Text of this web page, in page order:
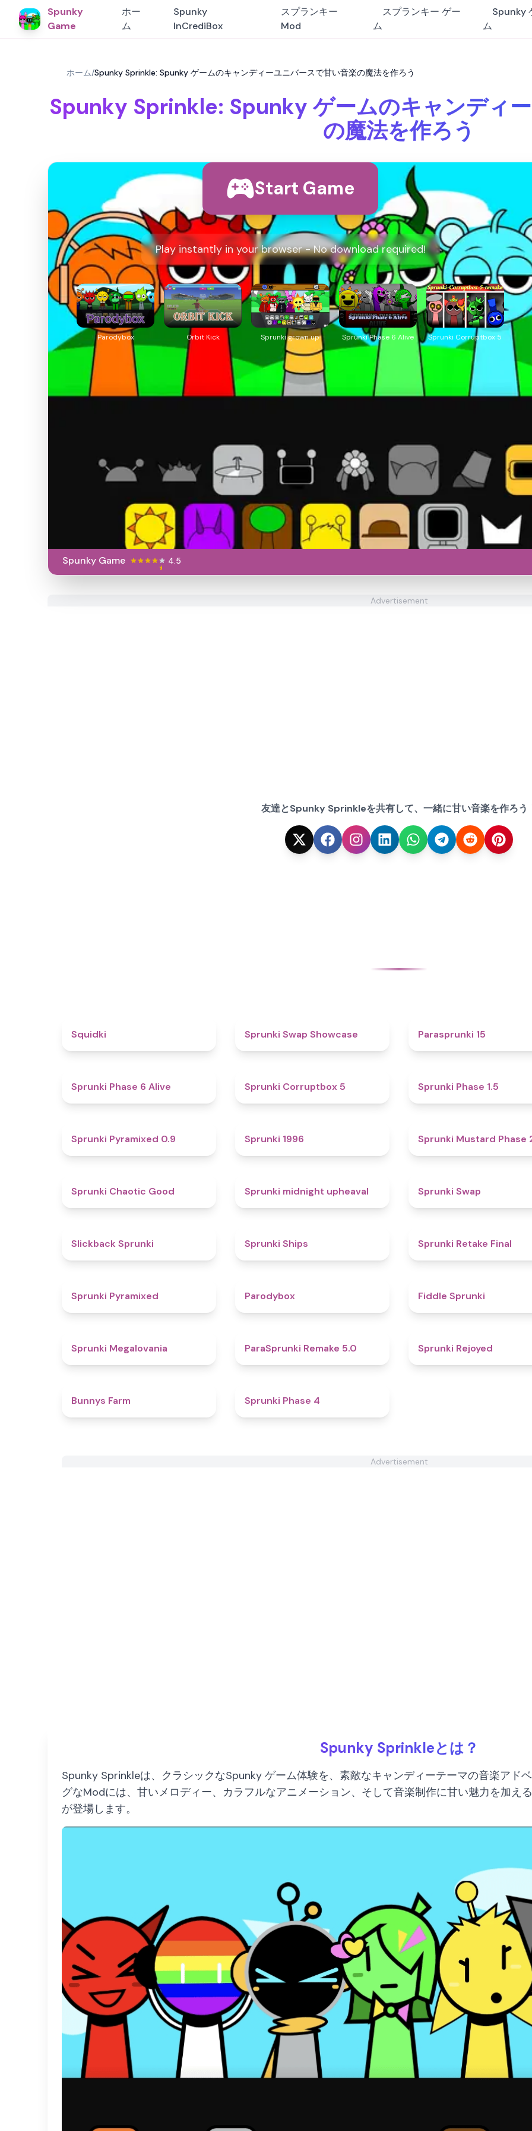
Spunky
Game
ホー
ム
Spunky
InCrediBox
スプランキー
Mod
スプランキー ゲー
ム
Spunky
ム
ホーム/Spunky Sprinkle: Spunky ゲームのキャンディーユニバースで甘い音楽の魔法を作ろう
Spunky Sprinkle: Spunky ゲームのキャンディ
の魔法を作ろう
Start Game
Play instantly in your browser - No download required!
Parodybox Orbit Kick Sprunki grown up Sprunki Phase 6 Alive Sprunki Corruptbox 5
Spunky Game 4.5
Advertisement
友達とSpunky Sprinkleを共有して、一緒に甘い音楽を作ろう
Squidki Sprunki Swap Showcase Parasprunki 15
Sprunki Phase 6 Alive Sprunki Corruptbox 5 Sprunki Phase 1.5
Sprunki Pyramixed 0.9 Sprunki 1996 Sprunki Mustard Phase
Sprunki Chaotic Good 4.9
Sprunki midnight upheaval Sprunki Swap
Slickback Sprunki Sprunki Ships Sprunki Retake Final
Sprunki Pyramixed Parodybox Fiddle Sprunki
Sprunki Megalovania ParaSprunki Remake 5.0 Sprunki Rejoyed
Bunnys Farm Sprunki Phase 4
Advertisement
Spunky Sprinkleとは？
Spunky Sprinkleは、クラシックなSpunky ゲーム体験を、素敵なキャンディーテーマの音楽アド
グなModには、甘いメロディー、カラフルなアニメーション、そして音楽制作に甘い魅力を加え
が登場します。